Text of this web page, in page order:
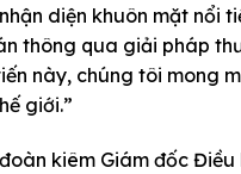
diện khuôn mặt nổi
thông qua giải pháp
này, chúng tôi mong
giới.”
kiêm Giám đốc